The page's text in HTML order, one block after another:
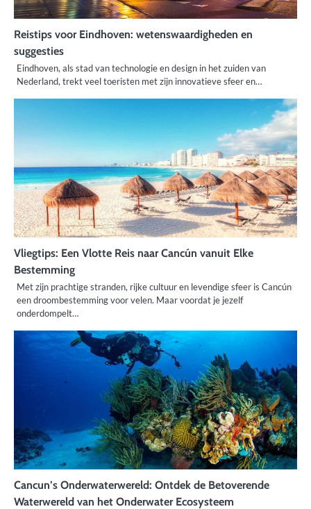
Reistips voor Eindhoven: wetenswaardigheden en
suggesties
Eindhoven, als stad van technologie en design in het zuiden van
Nederland, trekt veel toeristen met zijn innovatieve sfeer en…
Vliegtips: Een Vlotte Reis naar Cancún vanuit Elke
Bestemming
Met zijn prachtige stranden, rijke cultuur en levendige sfeer is Cancún
een droombestemming voor velen. Maar voordat je jezelf
onderdompelt…
Cancun’s Onderwaterwereld: Ontdek de Betoverende
Waterwereld van het Onderwater Ecosysteem